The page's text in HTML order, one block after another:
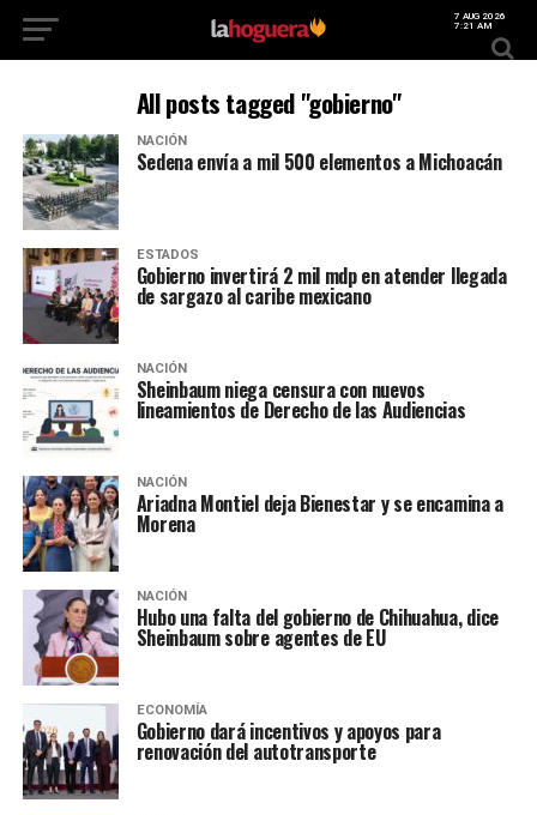
7 AUG 2026
7:21 AM
All posts tagged "gobierno"
NACIÓN
Sedena envía a mil 500 elementos a Michoacán
ESTADOS
Gobierno invertirá 2 mil mdp en atender llegada
de sargazo al caribe mexicano
NACIÓN
Sheinbaum niega censura con nuevos
lineamientos de Derecho de las Audiencias
NACIÓN
Ariadna Montiel deja Bienestar y se encamina a
Morena
NACIÓN
Hubo una falta del gobierno de Chihuahua, dice
Sheinbaum sobre agentes de EU
ECONOMÍA
Gobierno dará incentivos y apoyos para
renovación del autotransporte